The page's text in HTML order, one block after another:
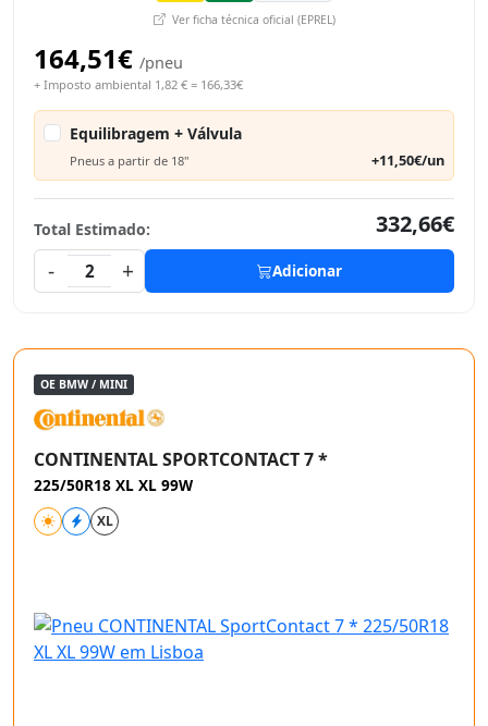
Ver ficha técnica oficial (EPREL)
164,51€ /pneu
+ Imposto ambiental 1,82 € = 166,33€
Equilibragem + Válvula
Pneus a partir de 18" +11,50€/un
Total Estimado:
332,66€
-
2 + Adicionar
OE BMW / MINI
CONTINENTAL SPORTCONTACT 7 *
225/50R18 XL XL 99W
XL